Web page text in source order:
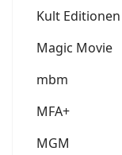
Kult Editionen
Magic Movie
mbm
MFA+
MGM